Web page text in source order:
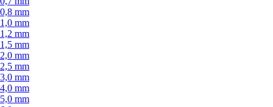
0,8 mm
1,0 mm
1,2 mm
1,5 mm
2,0 mm
2,5 mm
3,0 mm
4,0 mm
5,0 mm